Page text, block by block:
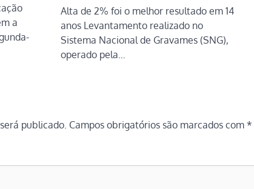
a
Alta de 2% foi o melhor resultado em 14
anos Levantamento realizado no
Sistema Nacional de Gravames (SNG),
operado pela…
publicado. Campos obrigatórios são marcados com *